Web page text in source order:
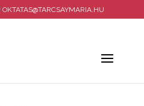
OKTATAS@TARCSAYMARIA.HU